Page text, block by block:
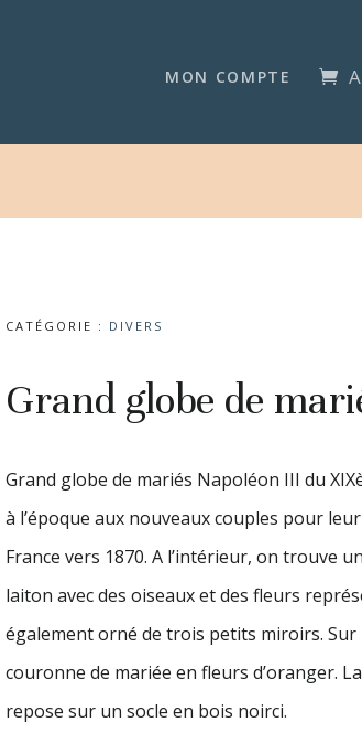
MON COMPTE
CATÉGORIE : DIVERS
Grand globe de
Grand globe de mariés Napoléon III du
à l’époque aux nouveaux couples pour
France vers 1870. A l’intérieur, on trouve
laiton avec des oiseaux et des fleurs
également orné de trois petits miroirs. Sur
couronne de mariée en fleurs d’oranger.
repose sur un socle en bois noirci.